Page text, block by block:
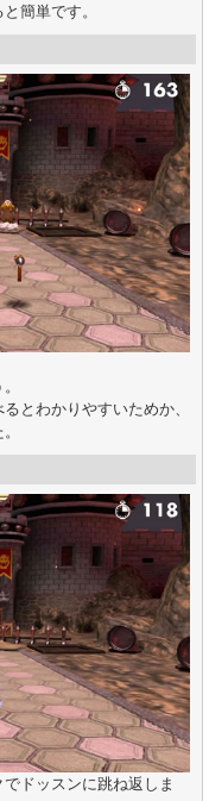
簡単です。
とわかりやすいためか、
ドッスンに跳ね返しま